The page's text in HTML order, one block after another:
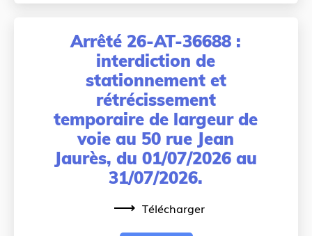
Arrêté 26-AT-36688 :
interdiction de
stationnement et
rétrécissement
temporaire de largeur de
voie au 50 rue Jean
Jaurès, du 01/07/2026 au
31/07/2026.
Télécharger